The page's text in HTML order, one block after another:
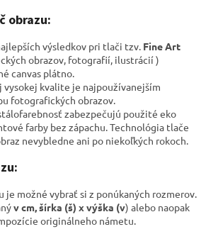
obrazu:
výsledkov pri tlači tzv. Fine Art
obrazov, fotografií, ilustrácií )
canvas plátno.
vysokej kvalite je najpoužívanejším
fotografických obrazov.
zabezpečujú použité eko
farby bez zápachu. Technológia tlače
nevybledne ani po niekoľkých rokoch.
je možné vybrať si z ponúkaných rozmerov.
v cm, šírka (š) x výška (v) alebo naopak
originálneho námetu.